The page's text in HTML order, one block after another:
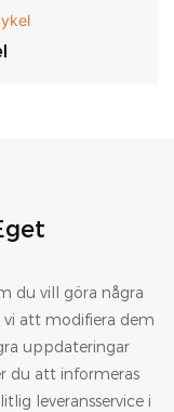
du vill göra några
att modifiera dem
uppdateringar
du att informeras
leveransservice i